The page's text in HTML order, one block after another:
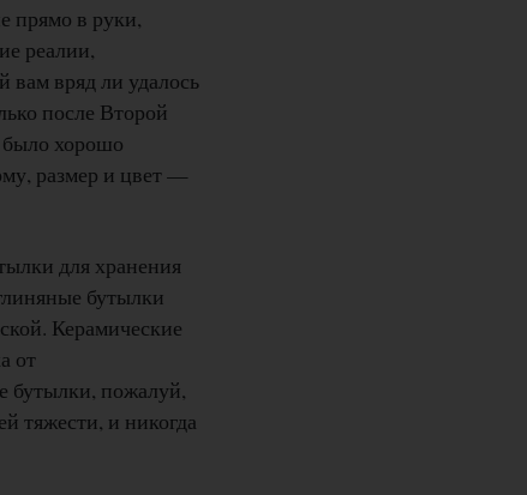
прямо в руки,
реалии,
вряд ли удалось
после Второй
было хорошо
размер и цвет —
для хранения
бутылки
Керамические
от
бутылки, пожалуй,
тяжести, и никогда